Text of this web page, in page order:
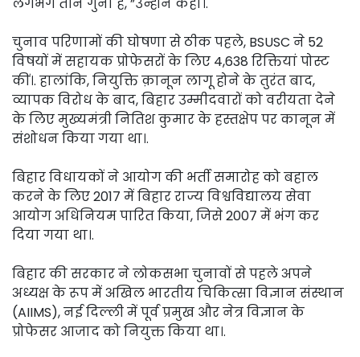
चुनाव परिणामों की घोषणा से ठीक पहले, BSUSC ने 52
विषयों में सहायक प्रोफेसरों के लिए 4,638 रिक्तियां पोस्ट
कीं।. हालांकि, नियुक्ति क़ानून लागू होने के तुरंत बाद,
व्यापक विरोध के बाद, बिहार उम्मीदवारों को वरीयता देने
के लिए मुख्यमंत्री नितिश कुमार के हस्तक्षेप पर कानून में
संशोधन किया गया था।.
बिहार विधायकों ने आयोग की भर्ती समारोह को बहाल
करने के लिए 2017 में बिहार राज्य विश्वविद्यालय सेवा
आयोग अधिनियम पारित किया, जिसे 2007 में भंग कर
दिया गया था।.
बिहार की सरकार ने लोकसभा चुनावों से पहले अपने
अध्यक्ष के रूप में अखिल भारतीय चिकित्सा विज्ञान संस्थान
(AIIMS), नई दिल्ली में पूर्व प्रमुख और नेत्र विज्ञान के
प्रोफेसर आजाद को नियुक्त किया था।.